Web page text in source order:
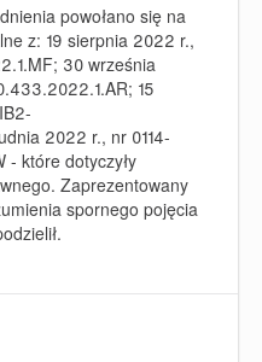
powołano się na
z: 19 sierpnia 2022 r.,
30 września
15
2022 r., nr 0114-
- które dotyczyły
Zaprezentowany
spornego pojęcia